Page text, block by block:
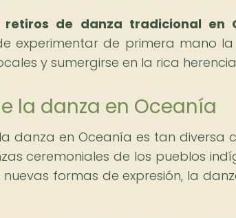
retiros de danza tradicional en
experimentar de primera mano
y sumergirse en la rica
la danza en Oceanía
danza en Oceanía es tan diversa
ceremoniales de los pueblos
formas de expresión, la